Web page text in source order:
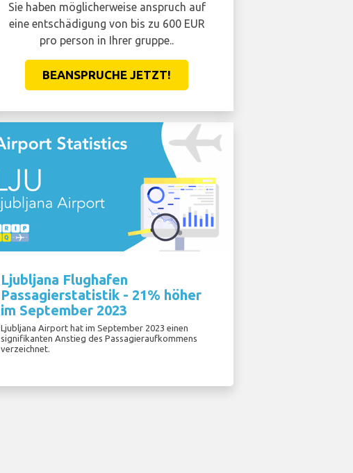
Sie haben möglicherweise anspruch auf
eine entschädigung von bis zu 600 EUR
pro person in Ihrer gruppe..
BEANSPRUCHE JETZT!
Ljubljana Flughafen
Passagierstatistik - 21% höher
im September 2023
Ljubljana Airport hat im September 2023 einen
signifikanten Anstieg des Passagieraufkommens
verzeichnet.